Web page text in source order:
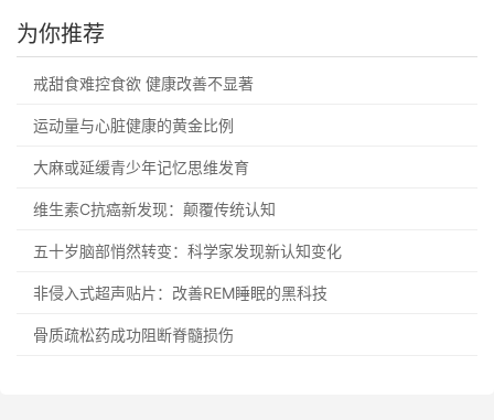
为你推荐
戒甜食难控食欲 健康改善不显著
运动量与心脏健康的黄金比例
大麻或延缓青少年记忆思维发育
维生素C抗癌新发现：颠覆传统认知
五十岁脑部悄然转变：科学家发现新认知变化
非侵入式超声贴片：改善REM睡眠的黑科技
骨质疏松药成功阻断脊髓损伤